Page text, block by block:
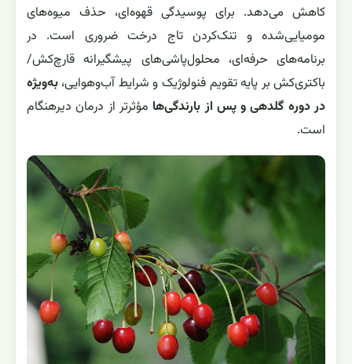
کاهش می‌دهد. برای پوسیدگی قهوه‌ای، حذف میوه‌های
مومیایی‌شده و تنک‌کردن تاج درخت ضروری است. در
برنامه‌های حرفه‌ای، محلول‌پاشی‌های پیشگیرانه قارچ‌کش/
باکتری‌کش بر پایه تقویم فنولوژیک و شرایط آب‌وهوایی،به‌ویژه
در دوره گلدهی و پس از بارندگی‌ها مؤثرتر از درمان دیرهنگام
است.